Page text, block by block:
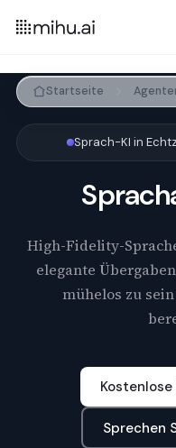
Startseite
Sprach-KI in
High-Fidelity-
elegante
mühelos zu
Sprechen